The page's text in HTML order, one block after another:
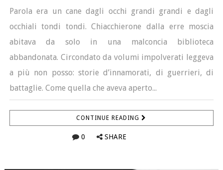
Parola era un cane dagli occhi grandi grandi e dagli
occhiali tondi tondi. Chiacchierone dalla erre moscia
abitava da solo in una malconcia biblioteca
abbandonata. Circondato da volumi impolverati leggeva
a più non posso: storie d’innamorati, di guerrieri, di
battaglie. Come quella che aveva aperto...
CONTINUE READING
0 SHARE